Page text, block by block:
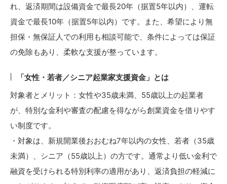
れ、返済期間は設備資金で最長20年（据置5年以内）、運転
資金で最長10年（据置5年以内）です。また、希望により無
担保・無保証人での利用も相談可能で、条件によっては保証
の免除もあり、柔軟な支援が整っています。
「女性・若者／シニア起業家支援資金」とは
対象者とメリット：女性や35歳未満、55歳以上の起業者
が、特別な金利や審査の配慮を得ながら創業資金を借りやす
い制度です。
・対象は、新規開業後おおむね7年以内の女性、若者（35歳
未満）、シニア（55歳以上）の方です。通常より低い金利で
融資を受けられる特別利率の適用があり、返済負担の軽減に